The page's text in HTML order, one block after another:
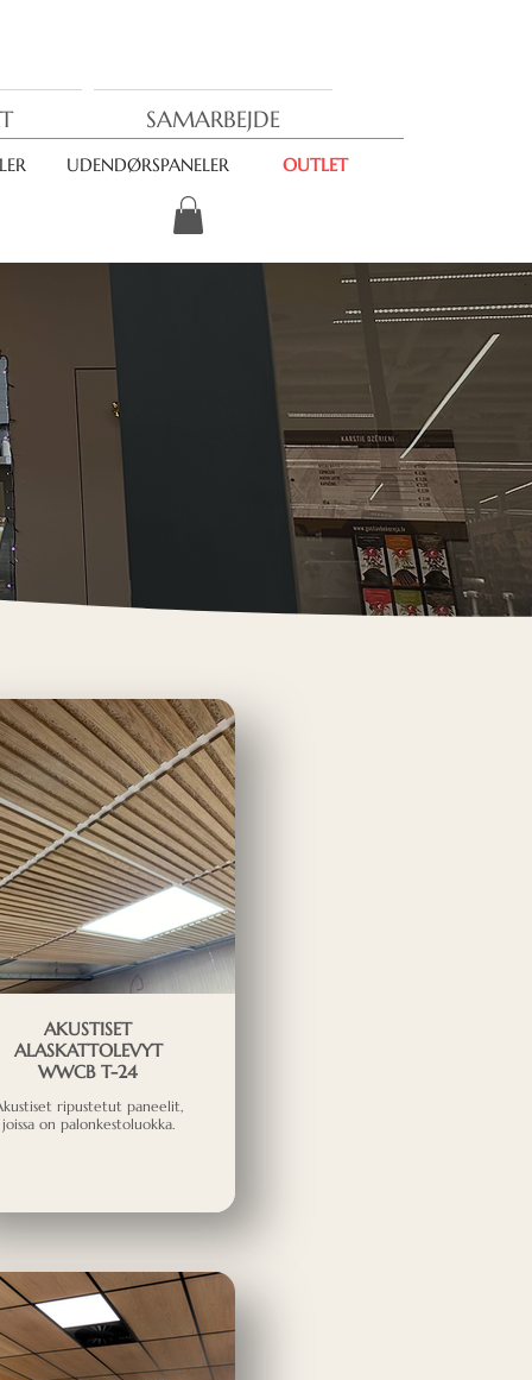
SAMARBEJDE
UDENDØRSPANELER OUTLET
AKUSTISET
ALASKATTOLEVYT
WWCB T-24
ripustetut paneelit,
joissa on palonkestoluokka.